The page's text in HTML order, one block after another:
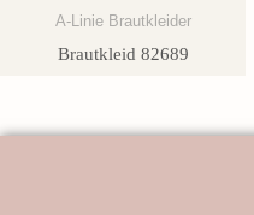
A-Linie Brautkleider
Brautkleid 82689